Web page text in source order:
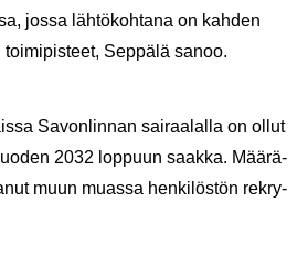
jossa läh­tö­koh­ta­na on kah­den
Sep­pä­lä sanoo.
Sa­von­lin­nan sai­raa­lal­la on ollut
2032 lop­puun saak­ka. Mää­rä­
muun muas­sa hen­ki­lös­tön rek­ry­